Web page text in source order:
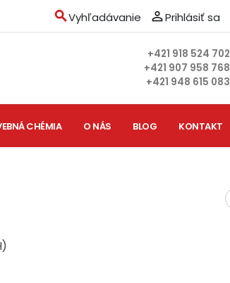
searchVyhľadávanie person_outlinePrihlásiť sa
+421 918 524 702
+421 907 958 768
+421 948 615 083
CHÉMIA O NÁS BLOG KONTAKT